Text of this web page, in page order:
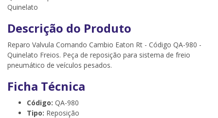
Quinelato
Descrição do Produto
Reparo Valvula Comando Cambio Eaton Rt - Código QA-980 -
Quinelato Freios. Peça de reposição para sistema de freio
pneumático de veículos pesados.
Ficha Técnica
Código: QA-980
Tipo: Reposição